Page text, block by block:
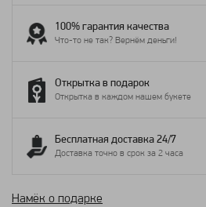
100% гарантия качества
Что-то не так? Вернём деньги!
Открытка в подарок
Открытка в каждом нашем букете
Бесплатная доставка 24/7
Доставка точно в срок за 2 часа
Намёк о подарке